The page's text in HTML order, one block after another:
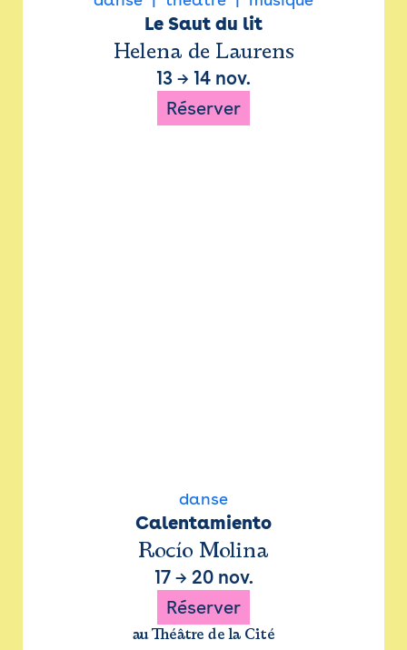
Le Saut du lit
Helena de Laurens
13 → 14 nov.
Réserver
danse
Calentamiento
Rocío Molina
17→ 20 nov.
Réserver
au Théâtre de la Cité